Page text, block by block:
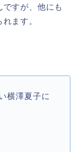
ですが、他にも
ます。
横澤夏子に